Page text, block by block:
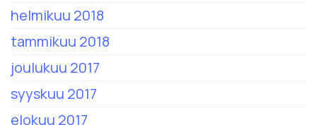
helmikuu 2018
tammikuu 2018
joulukuu 2017
syyskuu 2017
elokuu 2017